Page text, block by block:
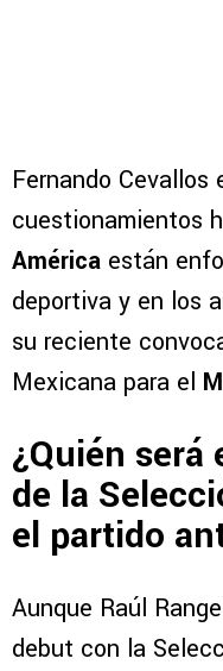
Fernando Cevallos
cuestionamientos
América están
deportiva y en los
su reciente
Mexicana para el
¿Quién
de la
el partido
Aunque Raúl
debut con la